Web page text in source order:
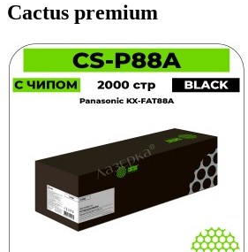
Cactus premium